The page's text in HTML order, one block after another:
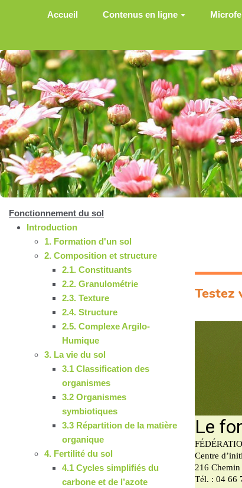
Aller au contenu principal
Accueil Contenus en ligne
Fonctionnement du sol
Introduction
1. Formation d'un sol
2. Composition et structure
2.1. Constituants
2.2. Granulométrie
2.3. Texture
2.4. Structure
2.5. Complexe Argilo-
Humique
3. La vie du sol
3.1 Classification des
organismes
3.2 Organismes
symbiotiques
3.3 Répartition de la matière
organique
4. Fertilité du sol
4.1 Cycles simplifiés du
carbone et de l’azote
Testez